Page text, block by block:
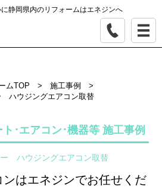
静岡県内のリフォームはエネジンへ
ムTOP >施工事例
>
ハウジングエアコン取替
･エアコン･機器等 施工事例
ハウジングエアコン取替
はエネジンでお任せくだ